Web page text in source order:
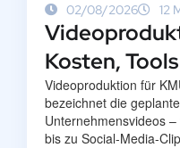
02/08/2026 12
Kosten,
Videoproduktion für
bezeichnet die
Unternehmensvideos
bis zu Social-Media-